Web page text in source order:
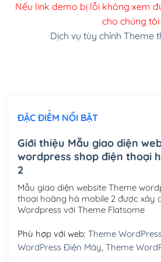
Thay đổi màu sắc toàn bộ site
Cài đặt SMTP Mail cho site
Mua thêm Host + Tên miền
Tên miền quốc tế .com .net
Tên miền Việt Nam .vn (1 năm)
Hosting 2GB SSD (1 năm)
Hosting 3GB SSD (1 năm)
Hosting 5GB SSD (1 năm)
Hosting 8GB SSD (1 năm)
Nếu link demo bị lỗi không xem
cho chúng tôi
Dịch vụ tùy chỉnh Theme
ĐẶC ĐIỂM NỔI BẬT
Giới thiệu Mẫu giao diện
wordpress shop điện thoại
2
Mẫu giao diện website Theme
thoại hoàng hà mobile 2 được xây
Wordpress với Theme Flatsome
Phù hợp với web: Theme
WordPress Điện Máy, Theme